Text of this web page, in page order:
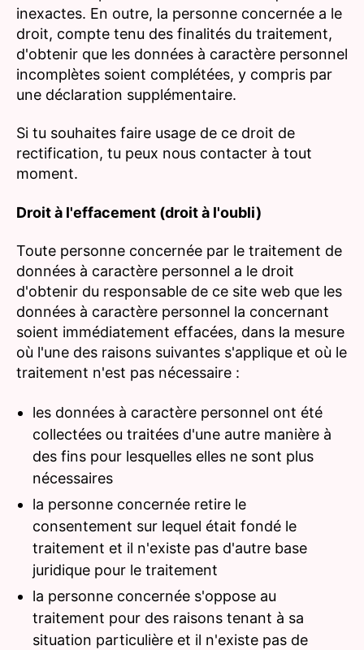
inexactes. En outre, la personne concernée a le
droit, compte tenu des finalités du traitement,
d'obtenir que les données à caractère personnel
incomplètes soient complétées, y compris par
une déclaration supplémentaire.
Si tu souhaites faire usage de ce droit de
rectification, tu peux nous contacter à tout
moment.
Droit à l'effacement (droit à l'oubli)
Toute personne concernée par le traitement de
données à caractère personnel a le droit
d'obtenir du responsable de ce site web que les
données à caractère personnel la concernant
soient immédiatement effacées, dans la mesure
où l'une des raisons suivantes s'applique et où le
traitement n'est pas nécessaire :
les données à caractère personnel ont été
collectées ou traitées d'une autre manière à
des fins pour lesquelles elles ne sont plus
nécessaires
la personne concernée retire le
consentement sur lequel était fondé le
traitement et il n'existe pas d'autre base
juridique pour le traitement
la personne concernée s'oppose au
traitement pour des raisons tenant à sa
situation particulière et il n'existe pas de